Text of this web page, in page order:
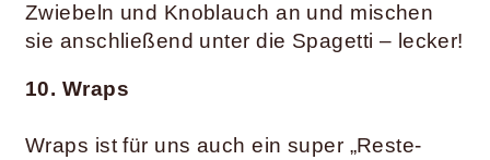
Zwiebeln und Knoblauch an und mischen
sie anschließend unter die Spagetti – lecker!
10. Wraps
Wraps ist für uns auch ein super „Reste-